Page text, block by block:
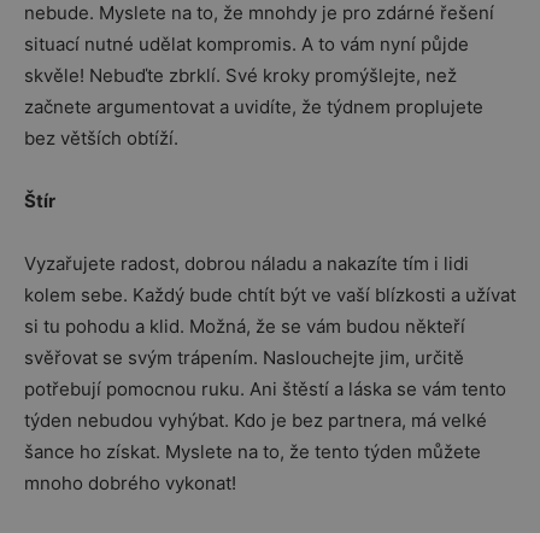
nebude. Myslete na to, že mnohdy je pro zdárné řešení
situací nutné udělat kompromis. A to vám nyní půjde
skvěle! Nebuďte zbrklí. Své kroky promýšlejte, než
začnete argumentovat a uvidíte, že týdnem proplujete
bez větších obtíží.
Štír
Vyzařujete radost, dobrou náladu a nakazíte tím i lidi
kolem sebe. Každý bude chtít být ve vaší blízkosti a užívat
si tu pohodu a klid. Možná, že se vám budou někteří
svěřovat se svým trápením. Naslouchejte jim, určitě
potřebují pomocnou ruku. Ani štěstí a láska se vám tento
týden nebudou vyhýbat. Kdo je bez partnera, má velké
šance ho získat. Myslete na to, že tento týden můžete
mnoho dobrého vykonat!